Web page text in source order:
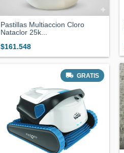
Pastillas Multiaccion Cloro
Nataclor 25k...
$161.548
GRATIS